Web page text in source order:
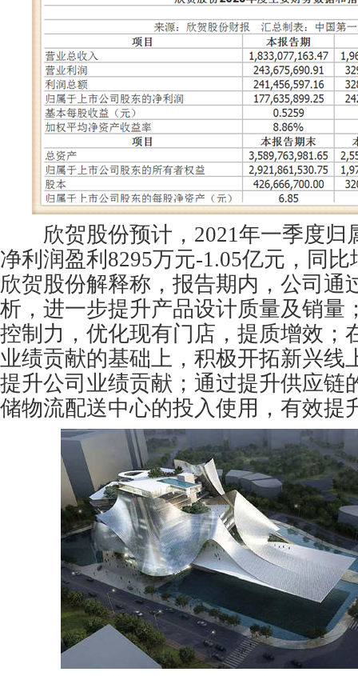
欣贺股份预计，2021年一季度归
净利润盈利8295万元-1.05亿元，同比
欣贺股份解释称，报告期内，公司通
析，进一步提升产品设计质量及销量
控制力，优化现有门店，提质增效；
业绩贡献的基础上，积极开拓新兴线
提升公司业绩贡献；通过提升供应链
储物流配送中心的投入使用，有效提